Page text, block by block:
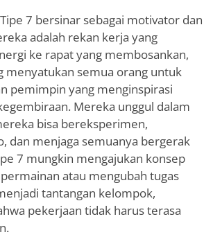
7 bersinar sebagai motivator dan
adalah rekan kerja yang
ke rapat yang membosankan,
menyatukan semua orang untuk
pemimpin yang menginspirasi
Mereka unggul dalam
bisa bereksperimen,
dan menjaga semuanya bergerak
7 mungkin mengajukan konsep
atau mengubah tugas
tantangan kelompok,
pekerjaan tidak harus terasa